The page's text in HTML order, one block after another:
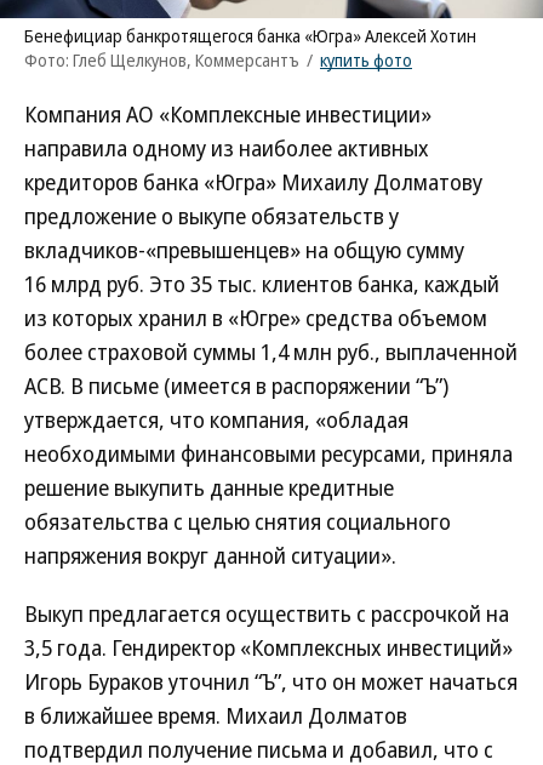
Бенефициар банкротящегося банка «Югра» Алексей Хотин
Фото: Глеб Щелкунов, Коммерсантъ / купить фото
Компания АО «Комплексные инвестиции»
направила одному из наиболее активных
кредиторов банка «Югра» Михаилу Долматову
предложение о выкупе обязательств у
вкладчиков-«превышенцев» на общую сумму
16 млрд руб. Это 35 тыс. клиентов банка, каждый
из которых хранил в «Югре» средства объемом
более страховой суммы 1,4 млн руб., выплаченной
АСВ. В письме (имеется в распоряжении “Ъ”)
утверждается, что компания, «обладая
необходимыми финансовыми ресурсами, приняла
решение выкупить данные кредитные
обязательства с целью снятия социального
напряжения вокруг данной ситуации».
Выкуп предлагается осуществить с рассрочкой на
3,5 года. Гендиректор «Комплексных инвестиций»
Игорь Бураков уточнил “Ъ”, что он может начаться
в ближайшее время. Михаил Долматов
подтвердил получение письма и добавил, что с